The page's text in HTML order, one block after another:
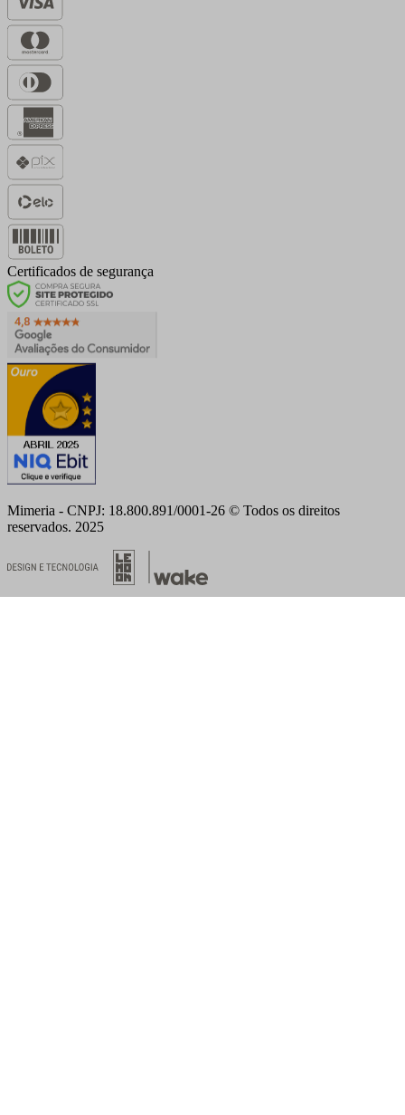
Certificados de segurança
Mimeria - CNPJ: 18.800.891/0001-26 © Todos os direitos
reservados. 2025